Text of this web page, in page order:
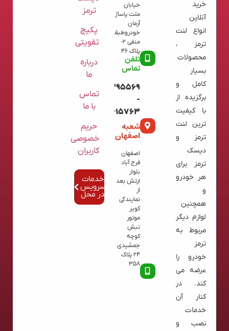
خرید
آنلاین
انواع لنت
ترمز ،
محصولات
بسیار
کامل و
برگزیده از
با کیفیت
ترین لنت
ترمز و
دیسک
ترمز برای
هر خودرو
و
همچنین
لوازم دیگر
مربوط به
ترمز
خودرو را
عرضه می
کند. در
کنار آن
خدمات
نصب و
خیابان
ملت پاساژ
آرمان
خودروطبقه
منفی 2-
پلاک 46
تلفن
تماس
09120395569
-
02136615763
شعبه
اصفهان
اصفهان
فرح آباد
بلوار
ارتش بعد
از
نمایندگی
کویر
موتور
نبش
کوچه
جمشیدی
24 پلاک
358
ترمز
پکیج
تقویتی
درباره
ما
تماس
با ما
حریم
خصوصی
کاربران
خدمات
سرویس
در محل